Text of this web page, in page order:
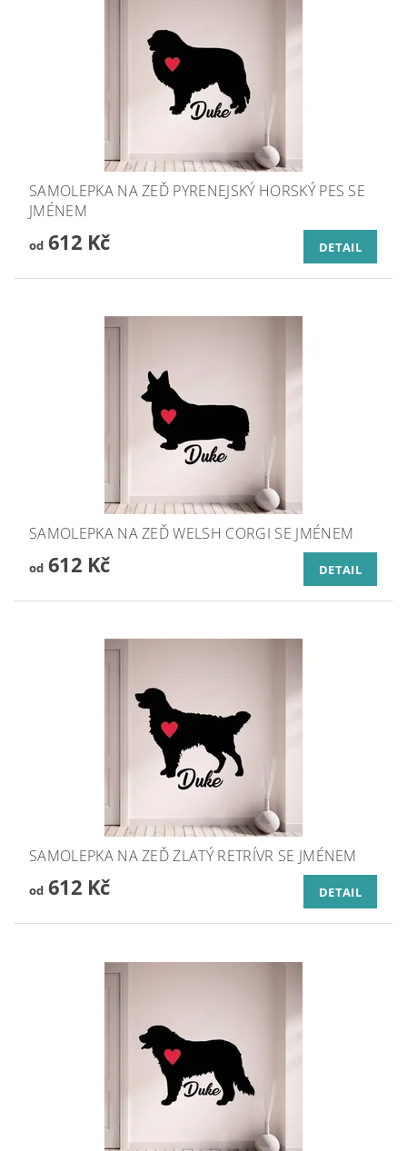
SAMOLEPKA NA ZEĎ PYRENEJSKÝ HORSKÝ PES SE
JMÉNEM
od612 Kč DETAIL
SAMOLEPKA NA ZEĎ WELSH CORGI SE JMÉNEM
od612 Kč DETAIL
SAMOLEPKA NA ZEĎ ZLATÝ RETRÍVR SE JMÉNEM
od612 Kč DETAIL